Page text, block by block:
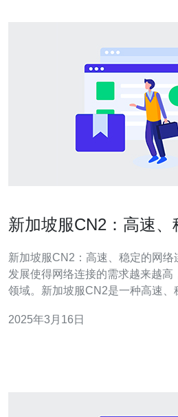
新加坡服CN2：高速、
新加坡服CN2：高速、稳定的网络连接方案
发展使得网络连接的需求越来越高
领域。新加坡服CN2是一种高速、
中国电信的CN2网络连接方案，其
2025年3月16日